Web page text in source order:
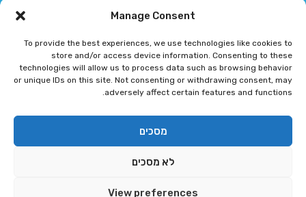
Manage Consent
To provide the best experiences, we use technologies like cookies to
store and/or access device information. Consenting to these
technologies will allow us to process data such as browsing behavior
or unique IDs on this site. Not consenting or withdrawing consent, may
adversely affect certain features and functions.
מסכים
לא מסכים
View preferences